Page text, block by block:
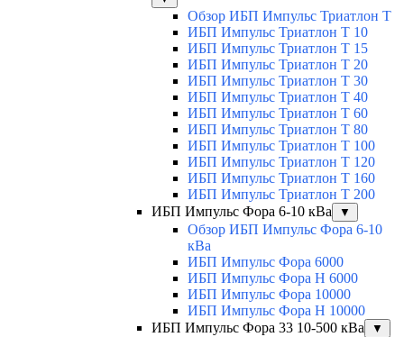
Обзор ИБП Импульс Триатлон Т
ИБП Импульс Триатлон Т 10
ИБП Импульс Триатлон Т 15
ИБП Импульс Триатлон Т 20
ИБП Импульс Триатлон Т 30
ИБП Импульс Триатлон Т 40
ИБП Импульс Триатлон Т 60
ИБП Импульс Триатлон Т 80
ИБП Импульс Триатлон Т 100
ИБП Импульс Триатлон Т 120
ИБП Импульс Триатлон Т 160
ИБП Импульс Триатлон Т 200
ИБП Импульс Фора 6-10 кВа
▼
Обзор ИБП Импульс Фора 6-10
кВа
ИБП Импульс Фора 6000
ИБП Импульс Фора H 6000
ИБП Импульс Фора 10000
ИБП Импульс Фора H 10000
ИБП Импульс Фора 33 10-500 кВа
▼